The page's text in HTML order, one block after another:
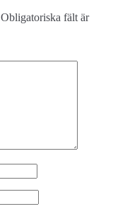
Obligatoriska fält är